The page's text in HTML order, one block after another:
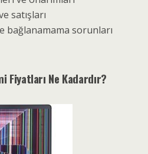
satışları
bağlanamama sorunları
Fiyatları Ne Kadardır?